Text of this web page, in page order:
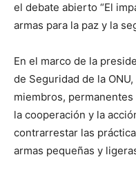
el debate abierto “El
armas para la paz y la
En el marco de la
de Seguridad de la
miembros,
la cooperación y la
contrarrestar las
armas pequeñas y